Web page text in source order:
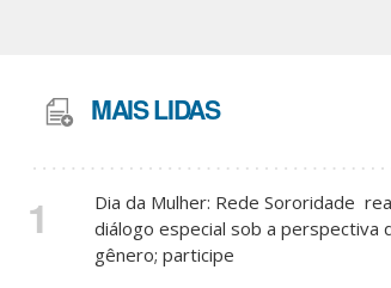
MAIS LIDAS
1
Dia da Mulher: Rede Sororidade
diálogo especial sob a perspectiva
gênero; participe